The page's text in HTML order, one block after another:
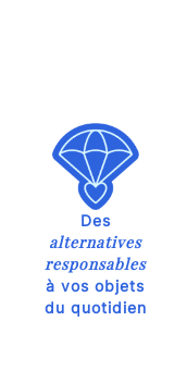
Des
alternatives
responsables
à vos objets
du quotidien